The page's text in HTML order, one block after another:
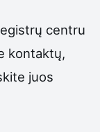
centru
kontaktų,
juos